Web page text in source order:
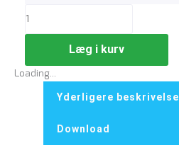
Læg i kurv
Loading...
Yderligere beskrivelse
Download